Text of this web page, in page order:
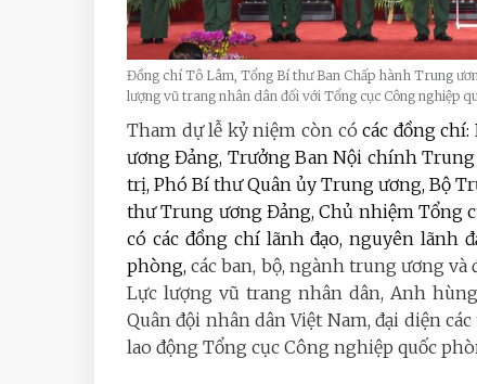
Đồng chí Tô Lâm, Tổng Bí thư Ban Chấp hành Trung
lượng vũ trang nhân dân đối với Tổng cục Công nghiệp
Tham dự lễ kỷ niệm còn cócác đồng
ương Đảng, Trưởng Ban Nội chính
trị, Phó Bí thư Quân ủy Trung ương, Bộ
thư Trung ương Đảng, Chủ nhiệm Tổng
có các đồng chí lãnh đạo, nguyên lãnh
phòng,các ban, bộ, ngành trung ương
Lực lượng vũ trang nhân dân, Anh
Quân đội nhân dân Việt Nam, đại diện
lao động Tổng cục Công nghiệp quốc